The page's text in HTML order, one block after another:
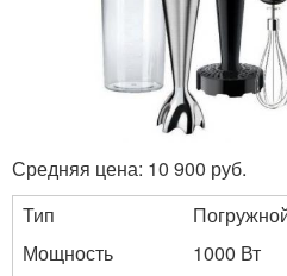
Средняя цена: 10 900 руб.
Тип
Мощность
1000 Вт